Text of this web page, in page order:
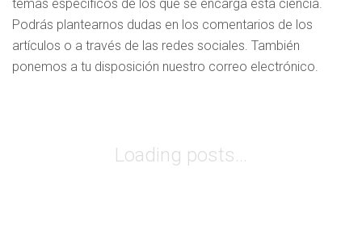
temas específicos de los que se encarga esta ciencia.
Podrás plantearnos dudas en los comentarios de los
artículos o a través de las redes sociales. También
ponemos a tu disposición nuestro correo electrónico.
Loading posts...